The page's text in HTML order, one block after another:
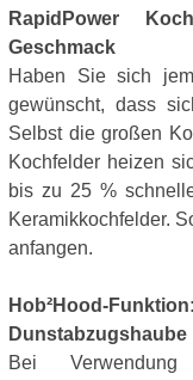
RapidPower
Geschmack
Haben Sie sich
gewünscht, dass
Selbst die großen
Kochfelder heizen
bis zu 25 %
Keramikkochfelder.
anfangen.
Hob²Hood-
Dunstabzugshaube
Bei Verwendung